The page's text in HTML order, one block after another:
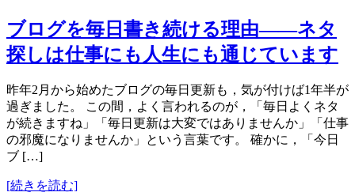
ブログを毎日書き続ける理由――ネタ
探しは仕事にも人生にも通じています
昨年2月から始めたブログの毎日更新も，気が付けば1年半が
過ぎました。 この間，よく言われるのが，「毎日よくネタ
が続きますね」「毎日更新は大変ではありませんか」「仕事
の邪魔になりませんか」という言葉です。 確かに，「今日
ブ […]
[続きを読む]